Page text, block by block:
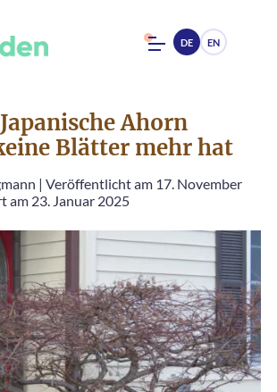
DE EN
Ahorn
Blätter mehr hat
| Veröffentlicht am 17. November
am 23. Januar 2025